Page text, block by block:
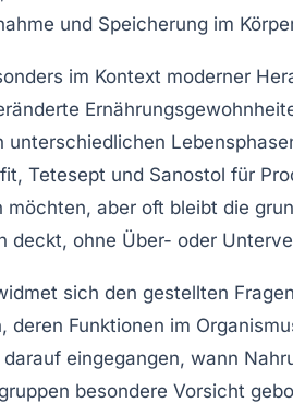
und Speicherung im
im Kontext moderner
unterschiedlichen
Tetesept und Sanostol für
aber oft bleibt die
deckt, ohne Über- oder
sich den gestellten
deren Funktionen im
eingegangen, wann
besondere Vorsicht